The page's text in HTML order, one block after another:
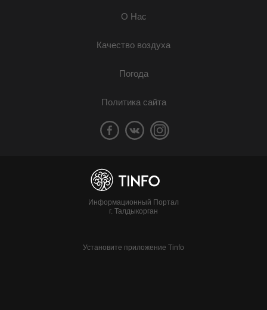
О Нас
Качество воздуха
Погода
Политика сайта
Информационный Портал
г. Талдыкорган
Установите приложение Tinfo